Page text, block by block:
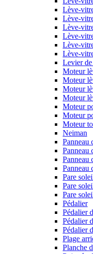
Lève-
Lève-
Lève-
Lève-
Lève-
Lève-
Levier de
Moteur
Moteur
Moteur
Moteur
Moteur
Moteur
Moteur
Neiman
Panneau
Panneau
Panneau
Panneau
Pare
Pare
Pare
Pédalier
Pédalier
Pédalier
Pédalier
Plage
Planche